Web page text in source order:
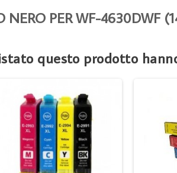
NERO PER WF-4630DWF
questo prodotto